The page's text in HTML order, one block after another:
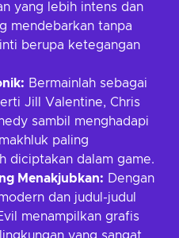
yang lebih intens dan
mendebarkan tanpa
berupa ketegangan
Bermainlah sebagai
Jill Valentine, Chris
sambil menghadapi
paling
diciptakan dalam game.
Menakjubkan: Dengan
dan judul-judul
menampilkan grafis